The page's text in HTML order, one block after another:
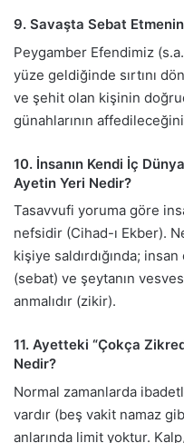
9. Savaşta Sebat
Peygamber Efendimiz
yüze geldiğinde sırtını
ve şehit olan kişinin
günahlarının
10. İnsanın Kendi İç
Ayetin Yeri Nedir?
Tasavvufi yoruma göre
nefsidir (Cihad-ı Ekber).
kişiye saldırdığında;
(sebat) ve şeytanın
anmalıdır (zikir).
11. Ayetteki “Çokça
Nedir?
Normal zamanlarda
vardır (beş vakit namaz
anlarında limit yoktur.